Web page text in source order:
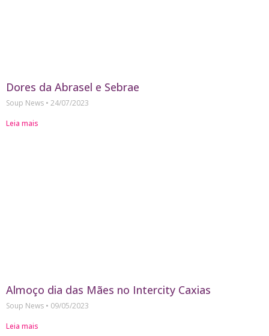
Dores da Abrasel e Sebrae
Soup News
24/07/2023
Leia mais
Almoço dia das Mães no Intercity Caxias
Soup News
09/05/2023
Leia mais